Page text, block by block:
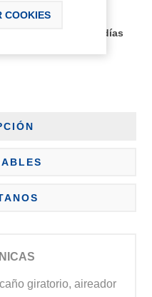
entrega aprox 30 días
giratorio, aireador
COOKIES